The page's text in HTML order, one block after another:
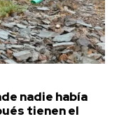
nadie había
tienen el